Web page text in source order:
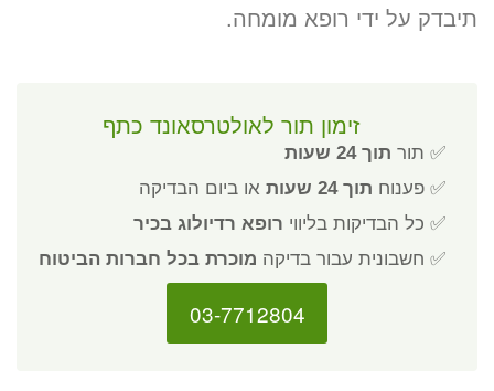
תיבדק על ידי רופא מומחה.
זימון תור לאולטרסאונד כתף
✅ תור תוך 24 שעות
✅ פענוח תוך 24 שעות
או ביום הבדיקה
✅ כל הבדיקות בליווי רופא רדיולוג בכיר
✅ חשבונית עבור בדיקה מוכרת בכל חברות הביטוח
03-7712804